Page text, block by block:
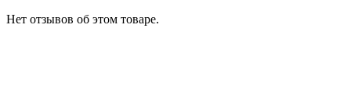
Нет отзывов об этом товаре.